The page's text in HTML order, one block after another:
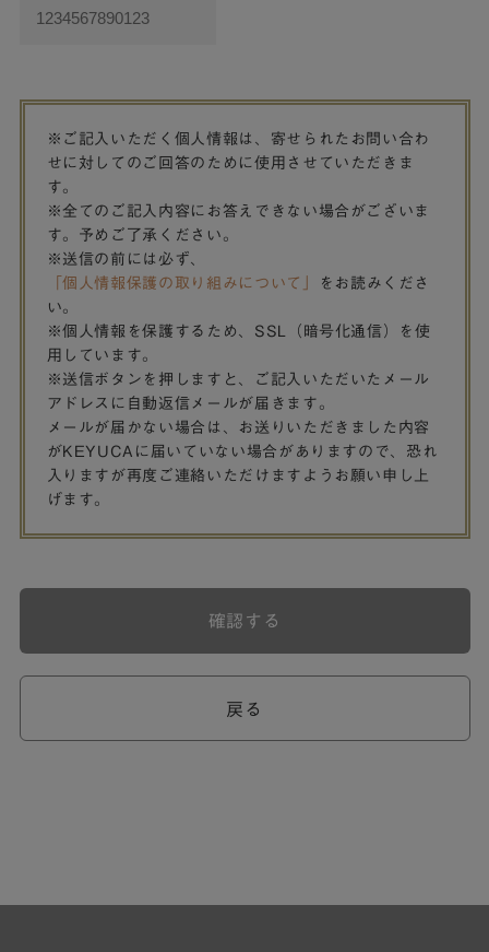
※ご記入いただく個人情報は、寄せられたお問い合わ
せに対してのご回答のために使用させていただきま
す。
※全てのご記入内容にお答えできない場合がございま
す。予めご了承ください。
※送信の前には必ず、
「個人情報保護の取り組みについて」
をお読みくださ
い。
※個人情報を保護するため、SSL（暗号化通信）を使
用しています。
※送信ボタンを押しますと、ご記入いただいたメール
アドレスに自動返信メールが届きます。
メールが届かない場合は、お送りいただきました内容
がKEYUCAに届いていない場合がありますので、恐れ
入りますが再度ご連絡いただけますようお願い申し上
げます。
戻る
確認する